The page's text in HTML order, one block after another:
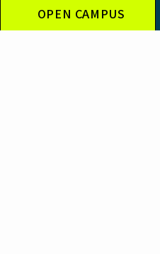
OPEN CAMPUS